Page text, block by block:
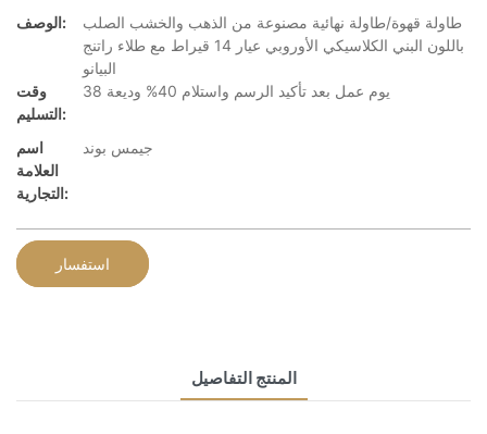
الوصف:
طاولة قهوة/طاولة نهائية مصنوعة من الذهب والخشب الصلب
باللون البني الكلاسيكي الأوروبي عيار 14 قيراط مع طلاء راتنج
البيانو
وقت
التسليم:
38 يوم عمل بعد تأكيد الرسم واستلام 40% وديعة
اسم
العلامة
التجارية:
جيمس بوند
استفسار
المنتج التفاصيل